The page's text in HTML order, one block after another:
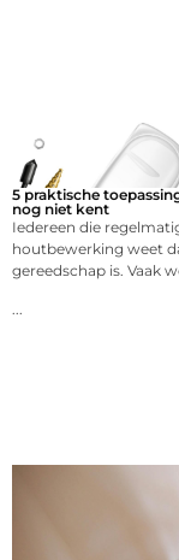
5 praktische
nog niet kent
Iedereen die
houtbewerking weet
gereedschap is. Vaak
...